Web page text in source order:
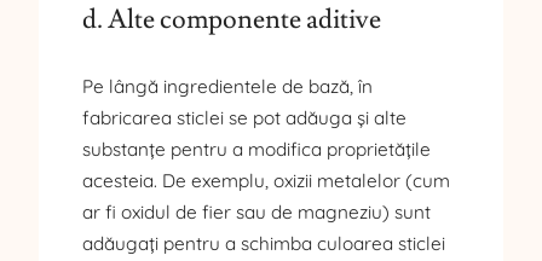
d. Alte componente aditive
Pe lângă ingredientele de bază, în
fabricarea sticlei se pot adăuga și alte
substanțe pentru a modifica proprietățile
acesteia. De exemplu, oxizii metalelor (cum
ar fi oxidul de fier sau de magneziu) sunt
adăugați pentru a schimba culoarea sticlei